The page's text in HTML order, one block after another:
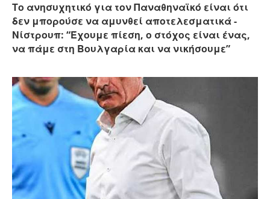
Το ανησυχητικό για τον Παναθηναϊκό είναι ότι
δεν μπορούσε να αμυνθεί αποτελεσματικά -
Νίστρουπ: “Έχουμε πίεση, ο στόχος είναι ένας,
να πάμε στη Βουλγαρία και να νικήσουμε”